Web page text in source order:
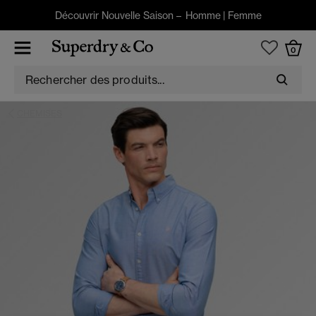
Découvrir Nouvelle Saison – Homme| Femme
0